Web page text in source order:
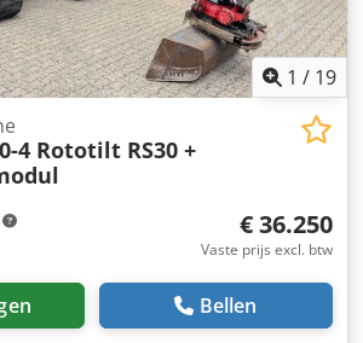
1 / 19
4 Rototilt RS30 +
€ 36.250
Vaste prijs excl. btw
Bellen